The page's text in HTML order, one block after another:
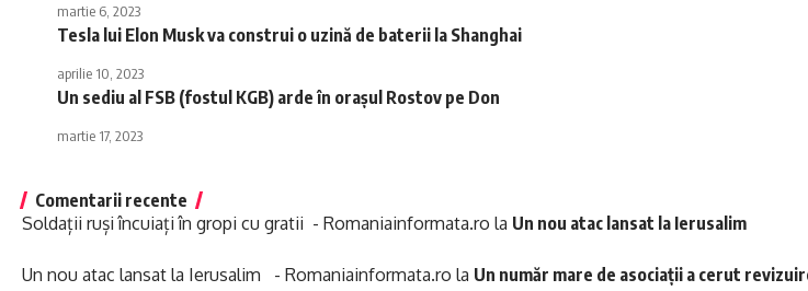
martie 6, 2023
Tesla lui Elon Musk va construi o uzină de baterii la Shanghai
aprilie 10, 2023
Un sediu al FSB (fostul KGB) arde în oraşul Rostov pe Don
martie 17, 2023
Comentarii recente
Soldații ruși încuiați în gropi cu gratii - Romaniainformata.ro la Un nou atac lansat la Ierusalim
Un nou atac lansat la Ierusalim - Romaniainformata.ro la Un număr mare de asociații a cerut